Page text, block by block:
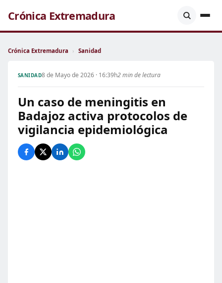
Crónica Extremadura
Crónica Extremadura › Sanidad
SANIDAD8 de Mayo de 2026 · 16:39h2 min de lectura
Un caso de meningitis en
Badajoz activa protocolos de
vigilancia epidemiológica